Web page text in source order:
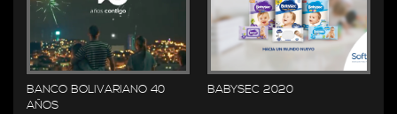
BANCO BOLIVARIANO 40
AÑOS
BABYSEC 2020